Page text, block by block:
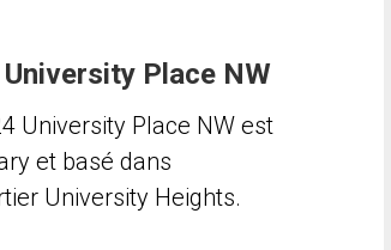
Place NW
University Place NW est
et basé dans
University Heights.